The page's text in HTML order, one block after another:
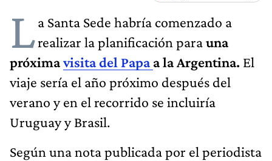
La Santa Sede habría comenzado a
realizar la planificación parauna
próximavisita del Papaa la Argentina. El
viaje sería el año próximo después del
verano y en el recorrido se incluiría
Uruguay y Brasil.
Según una nota publicada por el periodista